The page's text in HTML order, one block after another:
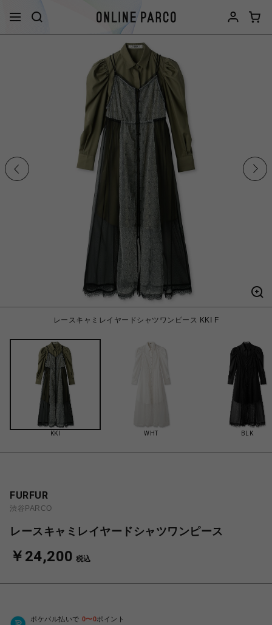
レースキャミレイヤードシャツワンピース KKI F
KKI WHT BLK
FURFUR
渋谷PARCO
レースキャミレイヤードシャツワンピース
￥24,200 税込
ポケパル払いで 0〜0ポイント